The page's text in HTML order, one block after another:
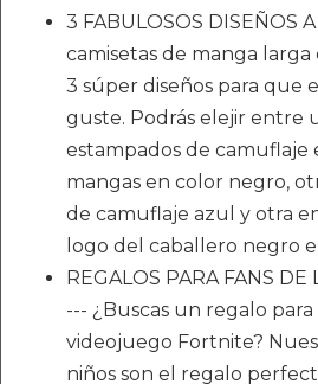
3 FABULOSOS DISEÑOS
camisetas de manga
3 súper diseños para que
guste. Podrás elejir entre
estampados de camuflaje
mangas en color negro,
de camuflaje azul y otra
logo del caballero negro
REGALOS PARA FANS DE
--- ¿Buscas un regalo
videojuego Fortnite?
niños son el regalo